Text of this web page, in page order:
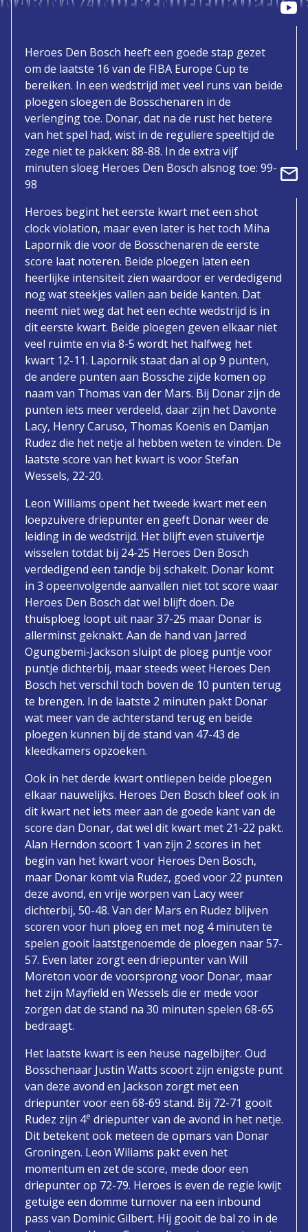
Heroes Den Bosch heeft een goede stap gezet
om de laatste 16 van de FIBA Europe Cup te
bereiken. In een wedstrijd met veel runs van beide
ploegen sloegen de Bosschenaren in de
verlenging toe. Donar, dat na de rust het betere
van het spel had, wist in de reguliere speeltijd de
zege niet te pakken: 88-88. In de extra vijf
minuten sloeg Heroes Den Bosch alsnog toe: 99-
98
Heroes begint het eerste kwart met een shot
clock violation, maar even later is het toch Miha
Lapornik die voor de Bosschenaren de eerste
score laat noteren. Beide ploegen laten een
heerlijke intensiteit zien waardoor er verdedigend
nog wat steekjes vallen aan beide kanten. Dat
neemt niet weg dat het een echte wedstrijd is in
dit eerste kwart. Beide ploegen geven elkaar niet
veel ruimte en via 8-5 wordt het halfweg het
kwart 12-11. Lapornik staat dan al op 9 punten,
de andere punten aan Bossche zijde komen op
naam van Thomas van der Mars. Bij Donar zijn de
punten iets meer verdeeld, daar zijn het Davonte
Lacy, Henry Caruso, Thomas Koenis en Damjan
Rudez die het netje al hebben weten te vinden. De
laatste score van het kwart is voor Stefan
Wessels, 22-20.
Leon Williams opent het tweede kwart met een
loepzuivere driepunter en geeft Donar weer de
leiding in de wedstrijd. Het blijft even stuivertje
wisselen totdat bij 24-25 Heroes Den Bosch
verdedigend een tandje bij schakelt. Donar komt
in 3 opeenvolgende aanvallen niet tot score waar
Heroes Den Bosch dat wel blijft doen. De
thuisploeg loopt uit naar 37-25 maar Donar is
allerminst geknakt. Aan de hand van Jarred
Ogungbemi-Jackson sluipt de ploeg puntje voor
puntje dichterbij, maar steeds weet Heroes Den
Bosch het verschil toch boven de 10 punten terug
te brengen. In de laatste 2 minuten pakt Donar
wat meer van de achterstand terug en beide
ploegen kunnen bij de stand van 47-43 de
kleedkamers opzoeken.
Ook in het derde kwart ontliepen beide ploegen
elkaar nauwelijks. Heroes Den Bosch bleef ook in
dit kwart net iets meer aan de goede kant van de
score dan Donar, dat wel dit kwart met 21-22 pakt.
Alan Herndon scoort 1 van zijn 2 scores in het
begin van het kwart voor Heroes Den Bosch,
maar Donar komt via Rudez, goed voor 22 punten
deze avond, en vrije worpen van Lacy weer
dichterbij, 50-48. Van der Mars en Rudez blijven
scoren voor hun ploeg en met nog 4 minuten te
spelen gooit laatstgenoemde de ploegen naar 57-
57. Even later zorgt een driepunter van Will
Moreton voor de voorsprong voor Donar, maar
het zijn Mayfield en Wessels die er mede voor
zorgen dat de stand na 30 minuten spelen 68-65
bedraagt.
Het laatste kwart is een heuse nagelbijter. Oud
Bosschenaar Justin Watts scoort zijn enigste punt
van deze avond en Jackson zorgt met een
driepunter voor een 68-69 stand. Bij 72-71 gooit
Rudez zijn 4e driepunter van de avond in het netje.
Dit betekent ook meteen de opmars van Donar
Groningen. Leon Wiliams pakt even het
momentum en zet de score, mede door een
driepunter op 72-79. Heroes is even de regie kwijt
getuige een domme turnover na een inbound
pass van Dominic Gilbert. Hij gooit de bal zo in de